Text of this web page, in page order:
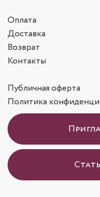
Оплата
Доставка
Возврат
Контакты
Публичная оферта
Политика